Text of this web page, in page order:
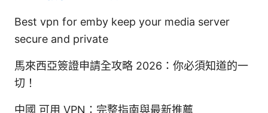
Best vpn for emby keep your media server
secure and private
馬來西亞簽證申請全攻略 2026：你必須知道的一
切！
中國 可用 VPN：完整指南與最新推薦